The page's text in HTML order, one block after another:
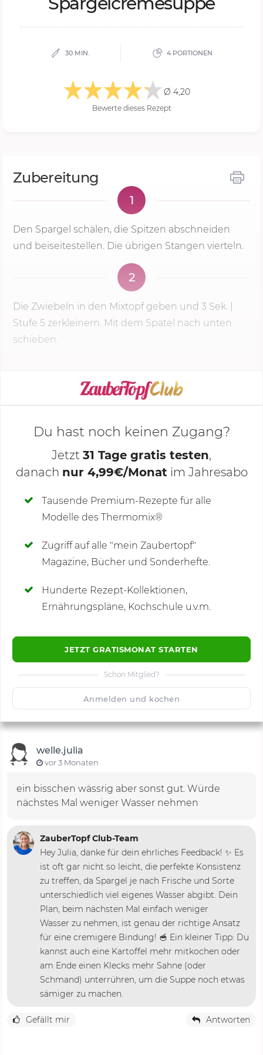
30 MIN. 4 PORTIONEN
Ø 4,20
Bewerte dieses Rezept
Zubereitung
1
Den Spargel schälen, die Spitzen abschneiden
und beiseitestellen. Die übrigen Stangen vierteln.
2
Die Zwiebeln in den Mixtopf geben und 3 Sek.
Stufe 5 zerkleinern. Mit dem Spatel nach unten
schieben.
KOCHMODUS STARTEN
Deine Notizen
Du hast noch keinen Zugang?
Jetzt 31 Tage gratis testen,
danach nur 4,99€/Monat im Jahresabo
Tausende Premium-Rezepte für alle
Modelle des Thermomix®
Zugriff auf alle "mein Zaubertopf"
Magazine, Bücher und Sonderhefte.
Hunderte Rezept-Kollektionen,
Ernährungspläne, Kochschule u.v.m.
JETZT GRATISMONAT STARTEN
Schon Mitglied?
Anmelden und kochen
Kommentare(4)
🙂 Speichern
welle.julia
vor 3 Monaten
ein bisschen wässrig aber sonst gut. Würde
nächstes Mal weniger Wasser nehmen
ZauberTopf Club-Team
Hey Julia, danke für dein ehrliches Feedback! ✨ Es
ist oft gar nicht so leicht, die perfekte Konsistenz
zu treffen, da Spargel je nach Frische und Sorte
unterschiedlich viel eigenes Wasser abgibt. Dein
Plan, beim nächsten Mal einfach weniger
Wasser zu nehmen, ist genau der richtige Ansatz
für eine cremigere Bindung! 🥣 Ein kleiner Tipp: Du
kannst auch eine Kartoffel mehr mitkochen oder
am Ende einen Klecks mehr Sahne (oder
Schmand) unterrühren, um die Suppe noch etwas
sämiger zu machen.
Gefällt mir Antworten